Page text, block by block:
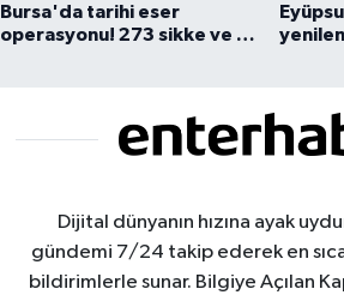
Bursa'da tarihi eser
operasyonu! 273 sikke ve 18
Dijital dünyanın hızına ayak
gündemi 7/24 takip ederek en
bildirimlerle sunar. Bilgiye Açılan